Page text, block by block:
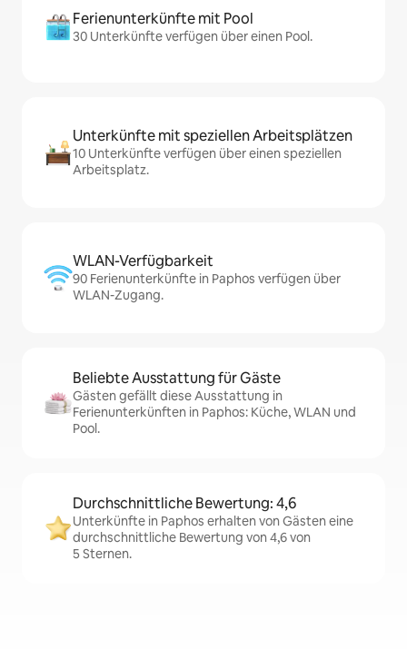
Ferienunterkünfte mit Pool
30 Unterkünfte verfügen über einen Pool.
Unterkünfte mit speziellen Arbeitsplätzen
10 Unterkünfte verfügen über einen speziellen
Arbeitsplatz.
WLAN-Verfügbarkeit
90 Ferienunterkünfte in Paphos verfügen über
WLAN-Zugang.
Beliebte Ausstattung für Gäste
Gästen gefällt diese Ausstattung in
Ferienunterkünften in Paphos: Küche, WLAN und
Pool.
Durchschnittliche Bewertung: 4,6
Unterkünfte in Paphos erhalten von Gästen eine
durchschnittliche Bewertung von 4,6 von
5 Sternen.